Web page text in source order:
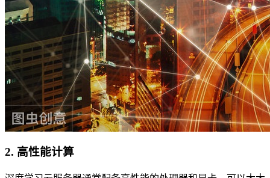
2. 高性能计算